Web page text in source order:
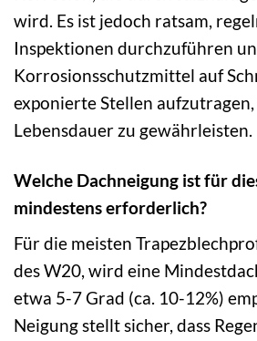
wird. Es ist jedoch ratsam,
Inspektionen durchzuführen
Korrosionsschutzmittel auf
exponierte Stellen
Lebensdauer zu gewährleisten.
Welche Dachneigung ist für
mindestens erforderlich?
Für die meisten
des W20, wird eine
etwa 5-7 Grad (ca. 10-12%)
Neigung stellt sicher, dass